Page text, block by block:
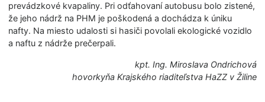
prevádzkové kvapaliny. Pri odťahovaní autobusu bolo zistené,
že jeho nádrž na PHM je poškodená a dochádza k úniku
nafty. Na miesto udalosti si hasiči povolali ekologické vozidlo
a naftu z nádrže prečerpali.
kpt. Ing. Miroslava Ondrichová
hovorkyňa Krajského riaditeľstva HaZZ v Žiline